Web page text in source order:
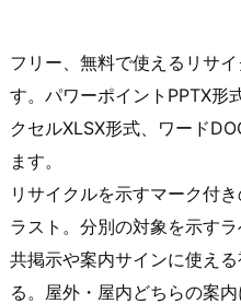
フリー、無料で使えるリサ
す。パワーポイントPPTX形
クセルXLSX形式、ワード
ます。
リサイクルを示すマーク付
ラスト。分別の対象を示す
共掲示や案内サインに使え
る。屋外・屋内どちらの案